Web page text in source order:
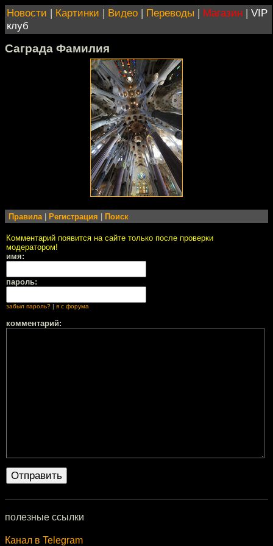
Новости | Картинки | Видео | Переводы | Магазин | VIP
клуб
Саграда Фамилия
Правила Регистрация Поиск
Комментарий появится на сайте только после проверки
модератором!
имя:
пароль:
забыл пароль? | я с форума
комментарий:
полезные ссылки
Канал в Telegram